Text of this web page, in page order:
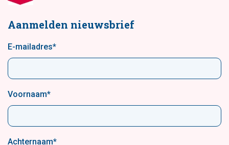
Aanmelden nieuwsbrief
E-mailadres*
Voornaam*
Achternaam*